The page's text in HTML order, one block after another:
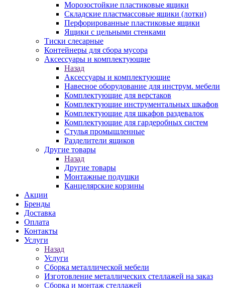
Морозостойкие пластиковые ящики
Складские пластмассовые ящики (лотки)
Перфорированные пластиковые ящики
Ящики с цельными стенками
Тиски слесарные
Контейнеры для сбора мусора
Аксессуары и комплектующие
Назад
Аксессуары и комплектующие
Навесное оборудование для инструм. мебели
Комплектующие для верстаков
Комплектующие инструментальных шкафов
Комплектующие для шкафов раздевалок
Комплектующие для гардеробных систем
Стулья промышленные
Разделители ящиков
Другие товары
Назад
Другие товары
Монтажные подушки
Канцелярские корзины
Акции
Бренды
Доставка
Оплата
Контакты
Услуги
Назад
Услуги
Сборка металлической мебели
Изготовление металлических стеллажей на заказ
Сборка и монтаж стеллажей